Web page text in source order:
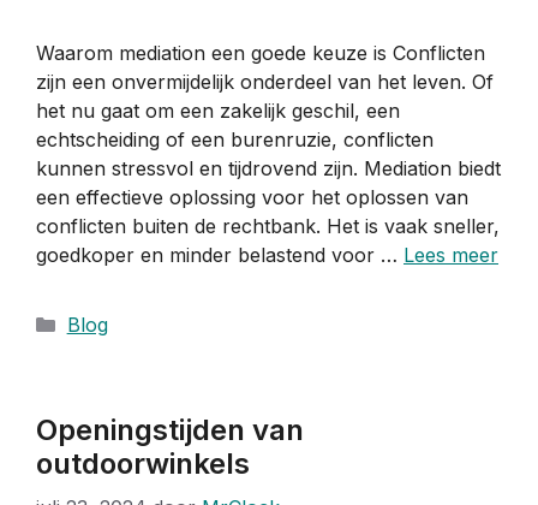
Waarom mediation een goede keuze is Conflicten
zijn een onvermijdelijk onderdeel van het leven. Of
het nu gaat om een zakelijk geschil, een
echtscheiding of een burenruzie, conflicten
kunnen stressvol en tijdrovend zijn. Mediation biedt
een effectieve oplossing voor het oplossen van
conflicten buiten de rechtbank. Het is vaak sneller,
goedkoper en minder belastend voor … Lees meer
Categorieën
Blog
Openingstijden van
outdoorwinkels